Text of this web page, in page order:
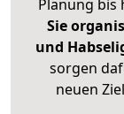
Planung bis
Sie
und
sorgen
neuen